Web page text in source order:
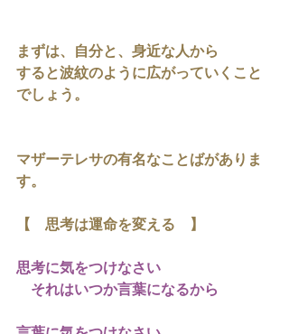
まずは、自分と、身近な人から
すると波紋のように広がっていくこと
でしょう。
マザーテレサの有名なことばがありま
す。
【　思考は運命を変える　】
思考に気をつけなさい
それはいつか言葉になるから